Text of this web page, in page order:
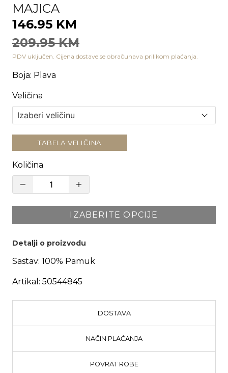
MAJICA
146.95 KM
209.95 KM
PDV uključen. Cijena dostave se obračunava prilikom plaćanja.
Boja: Plava
Veličina
TABELA VELIČINA
Količina
IZABERITE OPCIJE
Detalji o proizvodu
Sastav: 100% Pamuk
Artikal: 50544845
DOSTAVA
NAČIN PLAĆANJA
POVRAT ROBE